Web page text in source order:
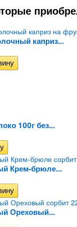
каприз...
100г без...
Крем-брюле...
Ореховый...